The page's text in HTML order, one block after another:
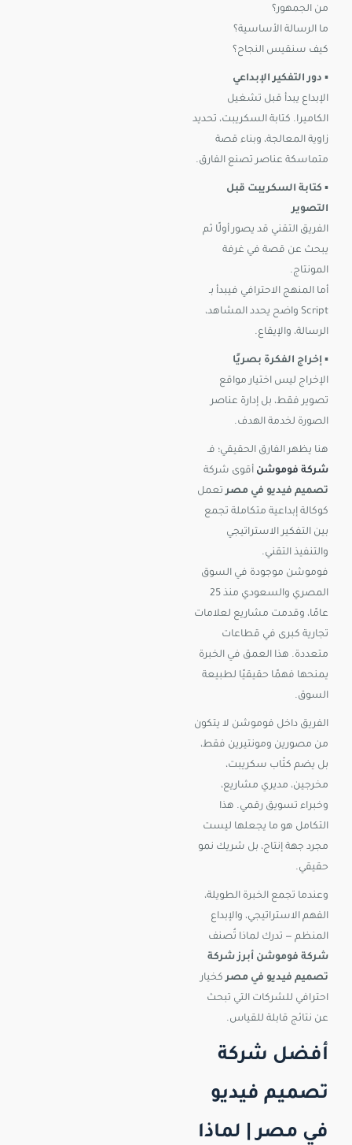
من الجمهور؟
ما الرسالة الأساسية؟
كيف سنقيس النجاح؟
▪️ دور التفكير الإبداعي
الإبداع يبدأ قبل تشغيل
الكاميرا. كتابة السكريبت، تحديد
زاوية المعالجة، وبناء قصة
متماسكة عناصر تصنع الفارق.
▪️ كتابة السكريبت قبل
التصوير
الفريق التقني قد يصور أولًا ثم
يبحث عن قصة في غرفة
المونتاج.
أما المنهج الاحترافي فيبدأ بـ
Script واضح يحدد المشاهد،
الرسالة، والإيقاع.
▪️ إخراج الفكرة بصريًا
الإخراج ليس اختيار مواقع
تصوير فقط، بل إدارة عناصر
الصورة لخدمة الهدف.
هنا يظهر الفارق الحقيقي؛ فـ
شركة فوموشن أقوى شركة
تصميم فيديو في مصرتعمل
كوكالة إبداعية متكاملة تجمع
بين التفكير الاستراتيجي
والتنفيذ التقني.
فوموشن موجودة في السوق
المصري والسعودي منذ 25
عامًا، وقدمت مشاريع لعلامات
تجارية كبرى في قطاعات
متعددة. هذا العمق في الخبرة
يمنحها فهمًا حقيقيًا لطبيعة
السوق.
الفريق داخل فوموشن لا يتكون
من مصورين ومونتيرين فقط،
بل يضم كتّاب سكريبت،
مخرجين، مديري مشاريع،
وخبراء تسويق رقمي. هذا
التكامل هو ما يجعلها ليست
مجرد جهة إنتاج، بل شريك نمو
حقيقي.
وعندما تجمع الخبرة الطويلة،
الفهم الاستراتيجي، والإبداع
المنظم — تدرك لماذا تُصنف
شركة فوموشن أبرز شركة
تصميم فيديو في مصركخيار
احترافي للشركات التي تبحث
عن نتائج قابلة للقياس.
أفضل شركة
تصميم فيديو
في مصر | لماذا